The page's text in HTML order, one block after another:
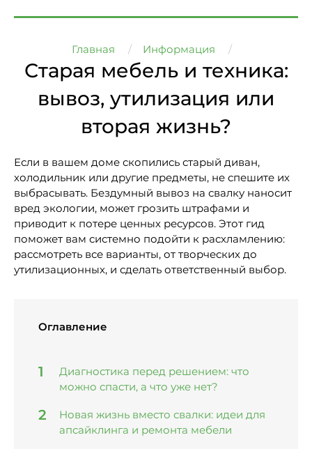
Главная Информация
Старая мебель и техника:
вывоз, утилизация или
вторая жизнь?
Если в вашем доме скопились старый диван,
холодильник или другие предметы, не спешите их
выбрасывать. Бездумный вывоз на свалку наносит
вред экологии, может грозить штрафами и
приводит к потере ценных ресурсов. Этот гид
поможет вам системно подойти к расхламлению:
рассмотреть все варианты, от творческих до
утилизационных, и сделать ответственный выбор.
Оглавление
Диагностика перед решением: что
можно спасти, а что уже нет?
Новая жизнь вместо свалки: идеи для
апсайклинга и ремонта мебели